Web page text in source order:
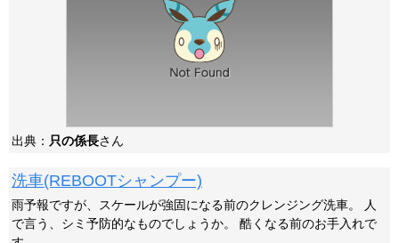
出典： 只の係長さん
洗車(REBOOTシャンプー)
雨予報ですが、スケールが強固になる前のクレンジング洗車。 人
で言う、シミ予防的なものでしょうか。 酷くなる前のお手入れで